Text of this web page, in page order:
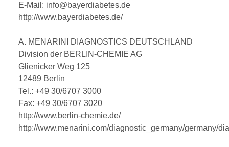
E-Mail: info@bayerdiabetes.de
http://www.bayerdiabetes.de/
A. MENARINI DIAGNOSTICS DEUTSCHLAND
Division der BERLIN-CHEMIE AG
Glienicker Weg 125
12489 Berlin
Tel.: +49 30/6707 3000
Fax: +49 30/6707 3020
http://www.berlin-chemie.de/
http://www.menarini.com/diagnostic_germany/germany/